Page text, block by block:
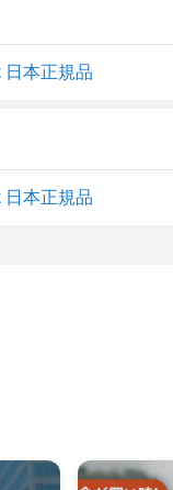
日本正規品
日本正規品